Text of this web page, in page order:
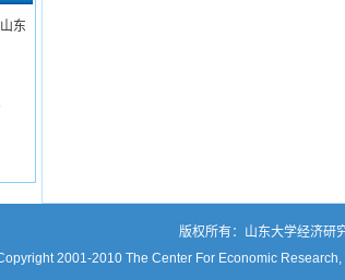
东
版权所有：山东大学经济研
2001-2010 The Center For Economic